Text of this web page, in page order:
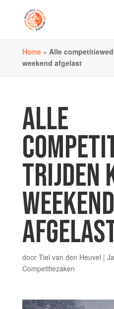
Home» Alle
weekend afgelast
ALLE
TRIJDEN
WEEKEND
door Tiel van den Heuvel |
Competitiezaken